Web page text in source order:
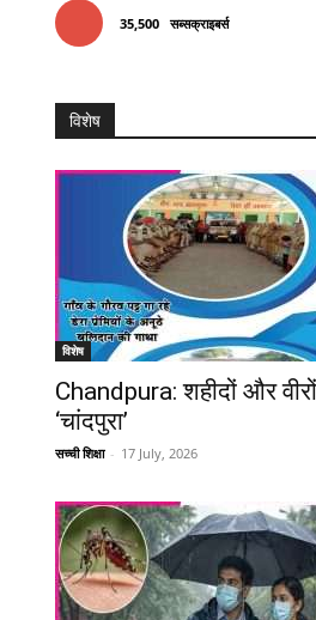
35,500 सब्सक्राइबर्स
विशेष
विशेष
Chandpura: शहीदों और
‘चांदपुरा’
सच्ची शिक्षा - 17 July, 2026